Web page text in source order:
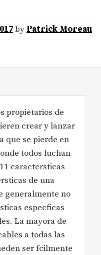
by Patrick Moreau
propietarios de
crear y lanzar
que se pierde en
todos luchan
caractersticas
de una
generalmente no
especficas
La mayora de
a todas las
ser fcilmente